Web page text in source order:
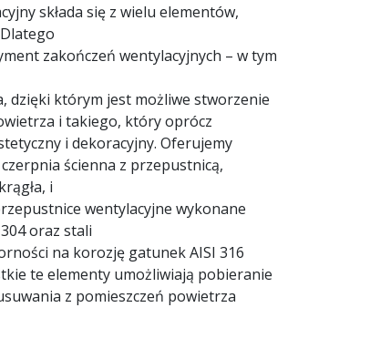
składa się z wielu elementów,
zakończeń wentylacyjnych – w tym
którym jest możliwe stworzenie
i takiego, który oprócz
i dekoracyjny. Oferujemy
ścienna z przepustnicą,
i
wentylacyjne wykonane
oraz stali
na korozję gatunek AISI 316
te elementy umożliwiają pobieranie
z pomieszczeń powietrza